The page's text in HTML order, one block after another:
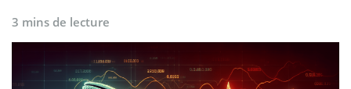
3 mins de lecture